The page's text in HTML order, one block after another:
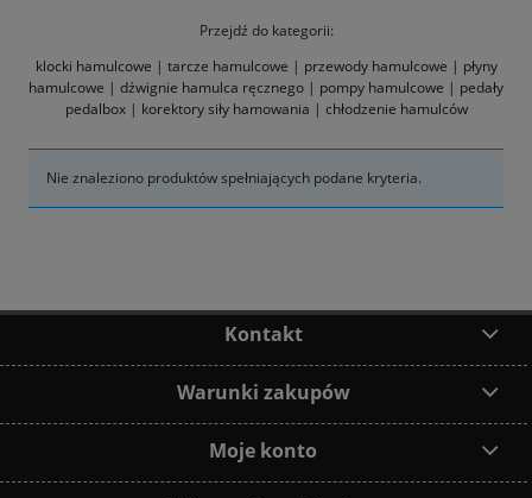
Przejdź do kategorii:
klocki hamulcowe | tarcze hamulcowe | przewody hamulcowe | płyny
hamulcowe | dźwignie hamulca ręcznego | pompy hamulcowe | pedały
pedalbox| korektory siły hamowania | chłodzenie hamulców
Nie znaleziono produktów spełniających podane kryteria.
Kontakt
Warunki zakupów
Moje konto